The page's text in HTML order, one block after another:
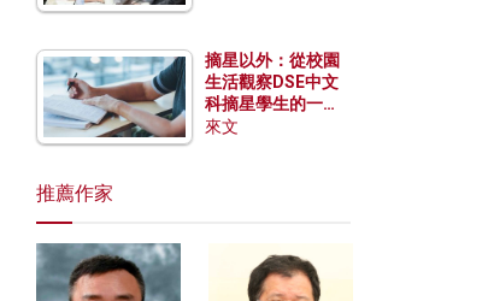
摘星以外：從校園
生活觀察DSE中文
科摘星學生的一點
特質
來文
推薦作家